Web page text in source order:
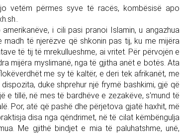
vetëm përmes syve të racës, kombësisë apo
i cili pasi pranoi Islamin, u angazhua
madh të njerëzve që shkonin pas tij, ku me mijëra
të tij të mrekullueshme, ai vritet. Për përvojën e
mijëra myslimanë, nga të gjitha anët e botës. Ata
me sy të kaltër, e deri tek afrikanët, me
duke shprehur një frymë bashkimi, gjë që
e tillë, në mes të bardhëve e zezakëve, s'mund të
Por, atë që pashë dhe përjetova gjatë haxhit, më
disa nga qëndrimet, në të cilat këmbëngulja
Me gjithë bindjet e mia të paluhatshme, unë,